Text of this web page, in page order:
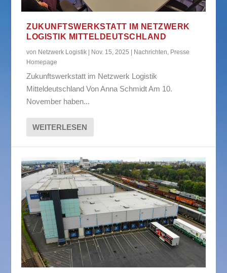
ZUKUNFTSWERKSTATT IM NETZWERK
LOGISTIK MITTELDEUTSCHLAND
von Netzwerk Logistik Nov. 15, 2025 Nachrichten, Presse
Homepage
Zukunftswerkstatt im Netzwerk Logistik
Mitteldeutschland Von Anna Schmidt Am 10.
November haben...
WEITERLESEN